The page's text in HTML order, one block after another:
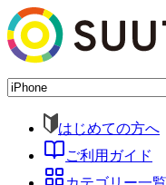
はじめての方へ
ご利用ガイド